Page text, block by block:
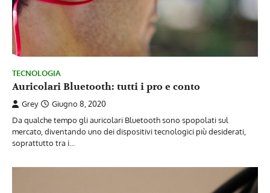
TECNOLOGIA
Auricolari Bluetooth: tutti i pro e conto
Grey
Giugno 8, 2020
Da qualche tempo gli auricolari Bluetooth sono spopolati sul
mercato, diventando uno dei dispositivi tecnologici più desiderati,
soprattutto tra i…